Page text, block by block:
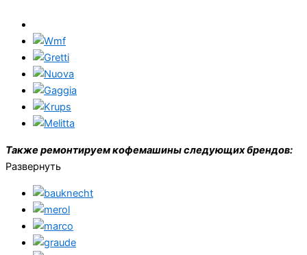
Также ремонтируем кофемашины следующих брендов:
Развернуть